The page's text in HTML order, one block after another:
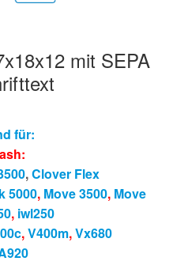
mit SEPA
für:
,Clover Flex
5000, Move 3500, Move
, iwl250
,V400m,Vx680